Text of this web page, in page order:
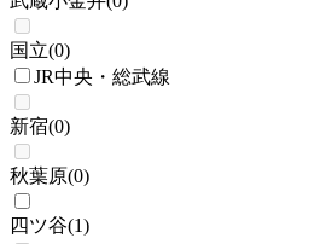
国立(0)
JR中央・総武線
新宿(0)
秋葉原(0)
四ツ谷(1)